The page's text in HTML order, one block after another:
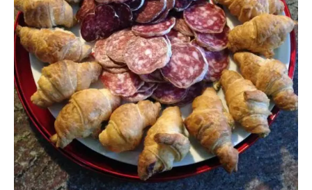
French
Italiano